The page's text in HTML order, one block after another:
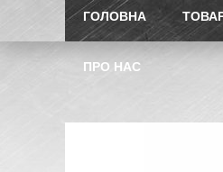
ГОЛОВНА
ПРО НАС